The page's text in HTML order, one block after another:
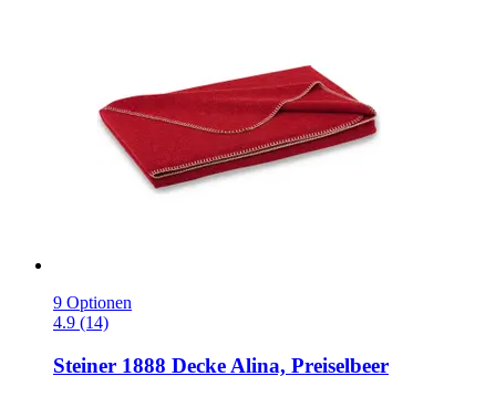
9 Optionen
4.9 (14)
Steiner 1888 Decke Alina, Preiselbeer